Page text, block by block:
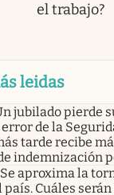
el trabajo?
leidas
jubilado pierde
de la
tarde recibe
indemnización
Se aproxima la
país. Cuáles